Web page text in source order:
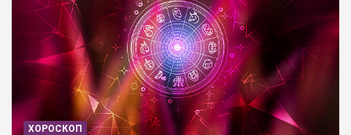
ХОРОСКОП